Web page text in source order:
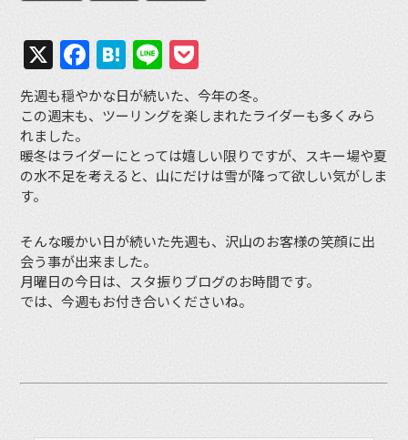
X Facebook
Hatena
Line
先週も穏やかな日が続いた、今年の冬。
この週末も、ツーリングを楽しまれたライダーも多くみら
れました。
暖冬はライダーにとっては嬉しい限りですが、スキー場や夏
の水不足を考えると、山にだけは雪が降って欲しい気がしま
す。
そんな暖かい日が続いた先週も、沢山のお客様の笑顔に出
会う事が出来ました。
月曜日の今日は、スタ振りブログのお時間です。
では、今週もお付き合いくださいね。